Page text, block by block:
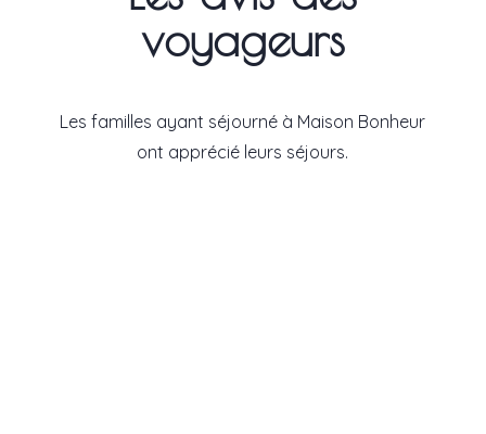
voyageurs
Les familles ayant séjourné à Maison Bonheur
ont apprécié leurs séjours.